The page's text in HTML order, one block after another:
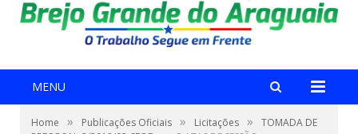
MENU
Home » Publicações Oficiais » Licitações »
TOMADA DE